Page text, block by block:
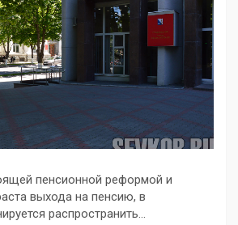
пенсионной реформой и
выхода на пенсию, в
распространить…